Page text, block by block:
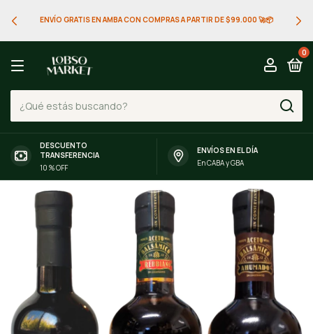
ENVÍO GRATIS EN AMBA CON COMPRAS A PARTIR DE $99.000 🚀📦
0
DESCUENTO
TRANSFERENCIA
10 % OFF
ENVÍOS EN EL DÍA
En CABA y GBA